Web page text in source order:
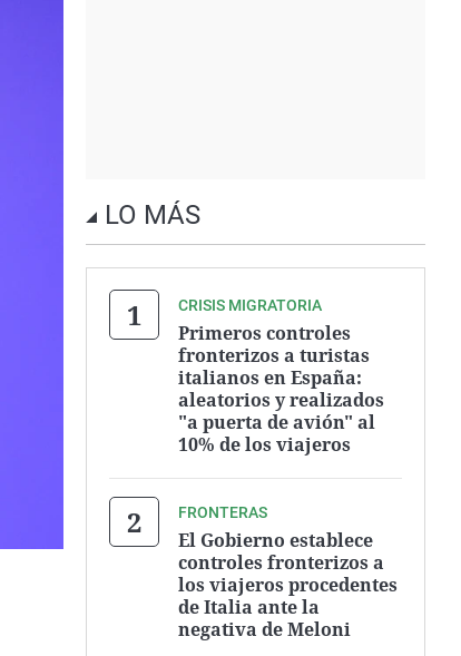
LO MÁS
CRISIS MIGRATORIA
Primeros controles
fronterizos a turistas
italianos en España:
aleatorios y realizados
"a puerta de avión" al
10% de los viajeros
FRONTERAS
El Gobierno establece
controles fronterizos a
los viajeros procedentes
de Italia ante la
negativa de Meloni